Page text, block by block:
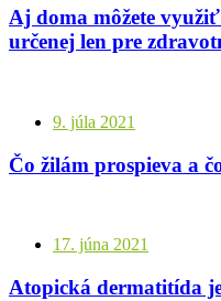
Aj doma môžete
určenej len pre
9. júla 2021
Čo žilám prospieva a
17. júna 2021
Atopická dermatitída